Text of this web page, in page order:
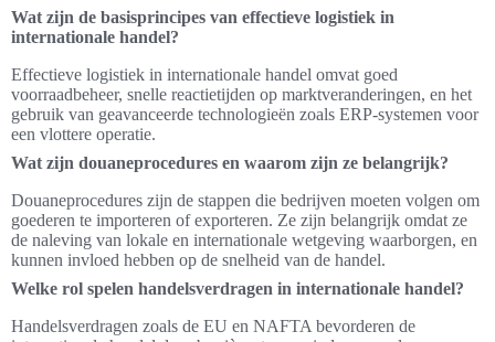
Wat zijn de basisprincipes van effectieve logistiek in
internationale handel?
Effectieve logistiek in internationale handel omvat goed
voorraadbeheer, snelle reactietijden op marktveranderingen, en het
gebruik van geavanceerde technologieën zoals ERP-systemen voor
een vlottere operatie.
Wat zijn douaneprocedures en waarom zijn ze belangrijk?
Douaneprocedures zijn de stappen die bedrijven moeten volgen om
goederen te importeren of exporteren. Ze zijn belangrijk omdat ze
de naleving van lokale en internationale wetgeving waarborgen, en
kunnen invloed hebben op de snelheid van de handel.
Welke rol spelen handelsverdragen in internationale handel?
Handelsverdragen zoals de EU en NAFTA bevorderen de